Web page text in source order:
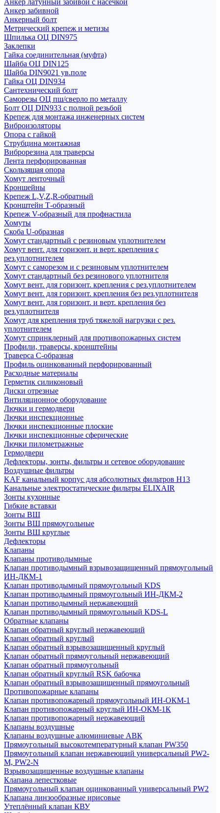
Анкер латунный забивой с насечкой
Анкер забивной
Анкерный болт
Метрический крепеж и метизы
Шпилька ОЦ DIN975
Заклепки
Гайка соединительная (муфта)
Шайба ОЦ DIN125
Шайба DIN9021 ув.поле
Гайка ОЦ DIN934
Сантехнический болт
Саморезы ОЦ пш/сверло по металлу
Болт ОЦ DIN933 с полной резьбой
Крепеж для монтажа инженерных систем
Виброизоляторы
Опора с гайкой
Струбцина монтажная
Виброрезина для траверсы
Лента перфорированная
Скользящая опора
Хомут ленточный
Кроншейны
Крепеж L,V,Z,R-обратный
Кронштейн Т-образный
Крепеж V-образный для профнастила
Хомуты
Скоба U-образная
Хомут стандартный с резиновым уплотнителем
Хомут вент. для горизонт. и верт. крепления с
рез.уплотнителем
Хомут с саморезом и с резиновым уплотнителем
Хомут стандартный без резинового уплотнителя
Хомут вент. для горизонт. крепления с рез.уплотнителем
Хомут вент. для горизонт. крепления без рез.уплотнителя
Хомут вент. для горизонт. и верт. крепления без
рез.уплотнителя
Хомут для крепления труб тяжелой нагрузки с рез.
уплотнителем
Хомут спринклерный для противопожарных систем
Профили, траверсы, кронштейны
Траверса С-образная
Профиль оцинкованный перфорированный
Расходные материалы
Герметик силиконовый
Диски отрезные
Внтиляционное оборудование
Лючки и гермодвери
Лючки инспекционные
Лючки инспекционные плоские
Лючки инспекционные сферические
Лючки пилометражные
Гермодвери
Дефлекторы, зонты, фильтры и сетевое оборудование
Воздушные фильтры
KAF канальный корпус для абсолютных фильтров H13
Канальные электростатические фильтры ELIXAIR
Зонты кухонные
Гибкие вставки
Зонты ВШ
Зонты ВШ прямоугольные
Зонты ВШ круглые
Дефлекторы
Клапаны
Клапаны противодымные
Клапан противодымный взрывозащищенный прямоугольный
ИН-ДКМ-1
Клапан противодымный прямоугольный KDS
Клапан противодымный прямоугольный ИН-ДКМ-2
Клапан противодымный нержавеющий
Клапан противодымный прямоугольный KDS-L
Обратные клапаны
Клапан обратный круглый нержавеющий
Клапан обратный круглый
Клапан обратный взрывозащищенный круглый
Клапан обратный прямоугольный нержавеющий
Клапан обратный прямоугольный
Клапан обратный круглый RSK бабочка
Клапан обратный взрывозащищенный прямоугольный
Противопожарные клапаны
Клапан противопожарный прямоугольный ИН-ОКМ-1
Клапан противопожарный круглый ИН-ОКМ-1К
Клапан противопожарный нержавеющий
Клапаны воздушные
Клапаны воздушные алюминиевые АВК
Прямоугольный высокотемпературный клапан PW350
Прямоугольный клапан нержавеющий универсальный PW2-
M, PW2-N
Взрывозащищенные воздушные клапаны
Клапана лепестковые
Прямоугольный клапан оцинкованный универсальный PW2
Клапана линзообразные ирисовые
Утеплённый клапан КВУ